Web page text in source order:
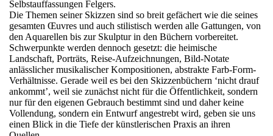
Selbstauffassungen Felgers.
Die Themen seiner Skizzen sind so breit gefächert wie die seines
gesamten Œuvres und auch stilistisch werden alle Gattungen, von
den Aquarellen bis zur Skulptur in den Büchern vorbereitet.
Schwerpunkte werden dennoch gesetzt: die heimische
Landschaft, Porträts, Reise-Aufzeichnungen, Bild-Notate
anlässlicher musikalischer Kompositionen, abstrakte Farb-Form-
Verhältnisse. Gerade weil es bei den Skizzenbüchern ‘nicht drauf
ankommt’, weil sie zunächst nicht für die Öffentlichkeit, sondern
nur für den eigenen Gebrauch bestimmt sind und daher keine
Vollendung, sondern ein Entwurf angestrebt wird, geben sie uns
einen Blick in die Tiefe der künstlerischen Praxis an ihren